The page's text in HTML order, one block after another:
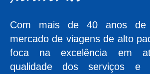
Com mais de 40 anos de
mercado de viagens de alto
foca na excelência em
qualidade dos serviços e